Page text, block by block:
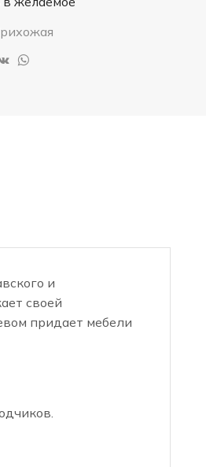
и
своей
придает мебели